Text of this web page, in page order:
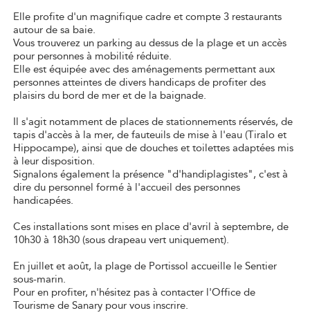
Elle profite d'un magnifique cadre et compte 3 restaurants
autour de sa baie.
Vous trouverez un parking au dessus de la plage et un accès
pour personnes à mobilité réduite.
Elle est équipée avec des aménagements permettant aux
personnes atteintes de divers handicaps de profiter des
plaisirs du bord de mer et de la baignade.
Il s'agit notamment de places de stationnements réservés, de
tapis d'accès à la mer, de fauteuils de mise à l'eau (Tiralo et
Hippocampe), ainsi que de douches et toilettes adaptées mis
à leur disposition.
Signalons également la présence "d'handiplagistes", c'est à
dire du personnel formé à l'accueil des personnes
handicapées.
Ces installations sont mises en place d'avril à septembre, de
10h30 à 18h30 (sous drapeau vert uniquement).
En juillet et août, la plage de Portissol accueille le Sentier
sous-marin.
Pour en profiter, n'hésitez pas à contacter l'Office de
Tourisme de Sanary pour vous inscrire.